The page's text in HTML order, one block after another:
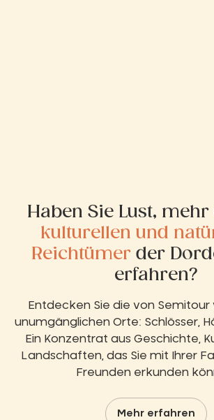
Haben Sie Lust,
kulturellen und
Reichtümerder
erfahren?
Entdecken Sie die von
unumgänglichen Orte: Schlösser,
Ein Konzentrat aus Geschichte,
Landschaften, das Sie mit Ihrer
Freunden erkunden
Mehr erfahren